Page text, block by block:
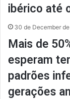
ibérico até
30 de December
Mais de
esperam
padrões
gerações